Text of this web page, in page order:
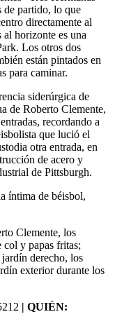
de partido, lo que
directamente al
horizonte es una
Los otros dos
están pintados en
para caminar.
siderúrgica de
de Roberto Clemente,
recordando a
que lució el
otra entrada, en
de acero y
de Pittsburgh.
íntima de béisbol,
Clemente, los
col y papas fritas;
derecho, los
exterior durante los
| QUIÉN: